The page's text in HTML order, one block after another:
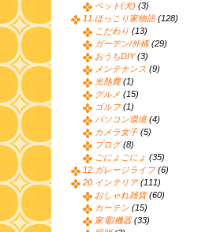
ペット(犬) (3)
11.ほっこり家物語(128)
こだわり (13)
ガーデン/外構(29)
おうちDIY(3)
メンテナンス (9)
光熱費(1)
グルメ (15)
ゴルフ (1)
パソコン環境(4)
カメラ女子 (5)
ブログ(8)
ごにょごにょ (35)
12.ガレージライフ (6)
20.インテリア(111)
おしゃれ雑貨(60)
カーテン (15)
家電/機器 (33)